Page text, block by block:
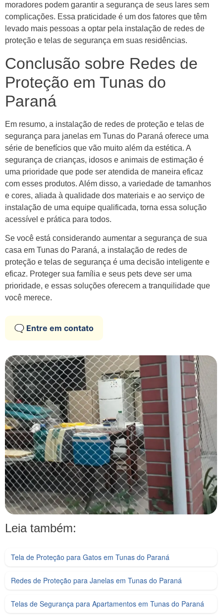
moradores podem garantir a segurança de seus lares sem
complicações. Essa praticidade é um dos fatores que têm
levado mais pessoas a optar pela instalação de redes de
proteção e telas de segurança em suas residências.
Conclusão sobre Redes de
Proteção em Tunas do
Paraná
Em resumo, a instalação de redes de proteção e telas de
segurança para janelas em Tunas do Paraná oferece uma
série de benefícios que vão muito além da estética. A
segurança de crianças, idosos e animais de estimação é
uma prioridade que pode ser atendida de maneira eficaz
com esses produtos. Além disso, a variedade de tamanhos
e cores, aliada à qualidade dos materiais e ao serviço de
instalação de uma equipe qualificada, torna essa solução
acessível e prática para todos.
Se você está considerando aumentar a segurança de sua
casa em Tunas do Paraná, a instalação de redes de
proteção e telas de segurança é uma decisão inteligente e
eficaz. Proteger sua família e seus pets deve ser uma
prioridade, e essas soluções oferecem a tranquilidade que
você merece.
🗨️ Entre em contato
Leia também:
Tela de Proteção para Gatos em Tunas do Paraná
Redes de Proteção para Janelas em Tunas do Paraná
Telas de Segurança para Apartamentos em Tunas do Paraná